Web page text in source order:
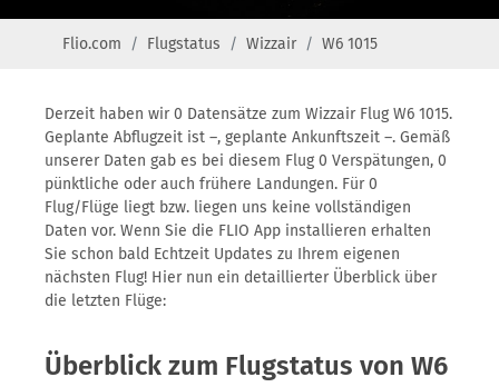
Flio.com Flugstatus Wizzair W6 1015
Derzeit haben wir 0 Datensätze zum Wizzair Flug W6 1015.
Geplante Abflugzeit ist –, geplante Ankunftszeit –. Gemäß
unserer Daten gab es bei diesem Flug 0 Verspätungen, 0
pünktliche oder auch frühere Landungen. Für 0
Flug/Flüge liegt bzw. liegen uns keine vollständigen
Daten vor. Wenn Sie die FLIO App installieren erhalten
Sie schon bald Echtzeit Updates zu Ihrem eigenen
nächsten Flug! Hier nun ein detaillierter Überblick über
die letzten Flüge:
Überblick zum Flugstatus von W6